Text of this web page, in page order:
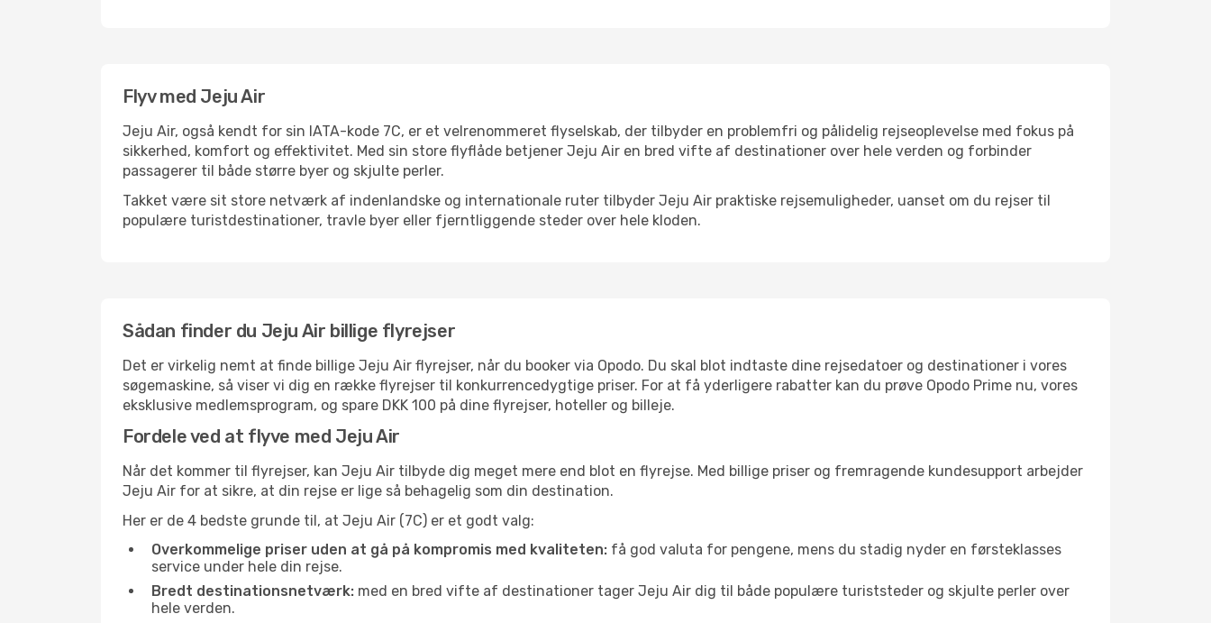
Flyv med Jeju Air
Jeju Air, også kendt for sin IATA-kode 7C, er et velrenommeret flyselskab, der tilbyder en problemfri og pålidelig rejseoplevelse med fokus på
sikkerhed, komfort og effektivitet. Med sin store flyflåde betjener Jeju Air en bred vifte af destinationer over hele verden og forbinder
passagerer til både større byer og skjulte perler.
Takket være sit store netværk af indenlandske og internationale ruter tilbyder Jeju Air praktiske rejsemuligheder, uanset om du rejser til
populære turistdestinationer, travle byer eller fjerntliggende steder over hele kloden.
Sådan finder du Jeju Air billige flyrejser
Det er virkelig nemt at finde billige Jeju Air flyrejser, når du booker via Opodo. Du skal blot indtaste dine rejsedatoer og destinationer i vores
søgemaskine, så viser vi dig en række flyrejser til konkurrencedygtige priser. For at få yderligere rabatter kan du prøve Opodo Prime nu, vores
eksklusive medlemsprogram, og spare DKK 100 på dine flyrejser, hoteller og billeje.
Fordele ved at flyve med Jeju Air
Når det kommer til flyrejser, kan Jeju Air tilbyde dig meget mere end blot en flyrejse. Med billige priser og fremragende kundesupport arbejder
Jeju Air for at sikre, at din rejse er lige så behagelig som din destination.
Her er de 4 bedste grunde til, at Jeju Air (7C) er et godt valg:
Overkommelige priser uden at gå på kompromis med kvaliteten: få god valuta for pengene, mens du stadig nyder en førsteklasses
service under hele din rejse.
Bredt destinationsnetværk: med en bred vifte af destinationer tager Jeju Air dig til både populære turiststeder og skjulte perler over
hele verden.